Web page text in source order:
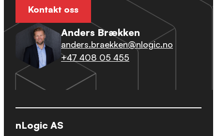
Kontakt oss
Anders Brækken
anders.braekken@nlogic.no
+47 408 05 455
nLogic AS